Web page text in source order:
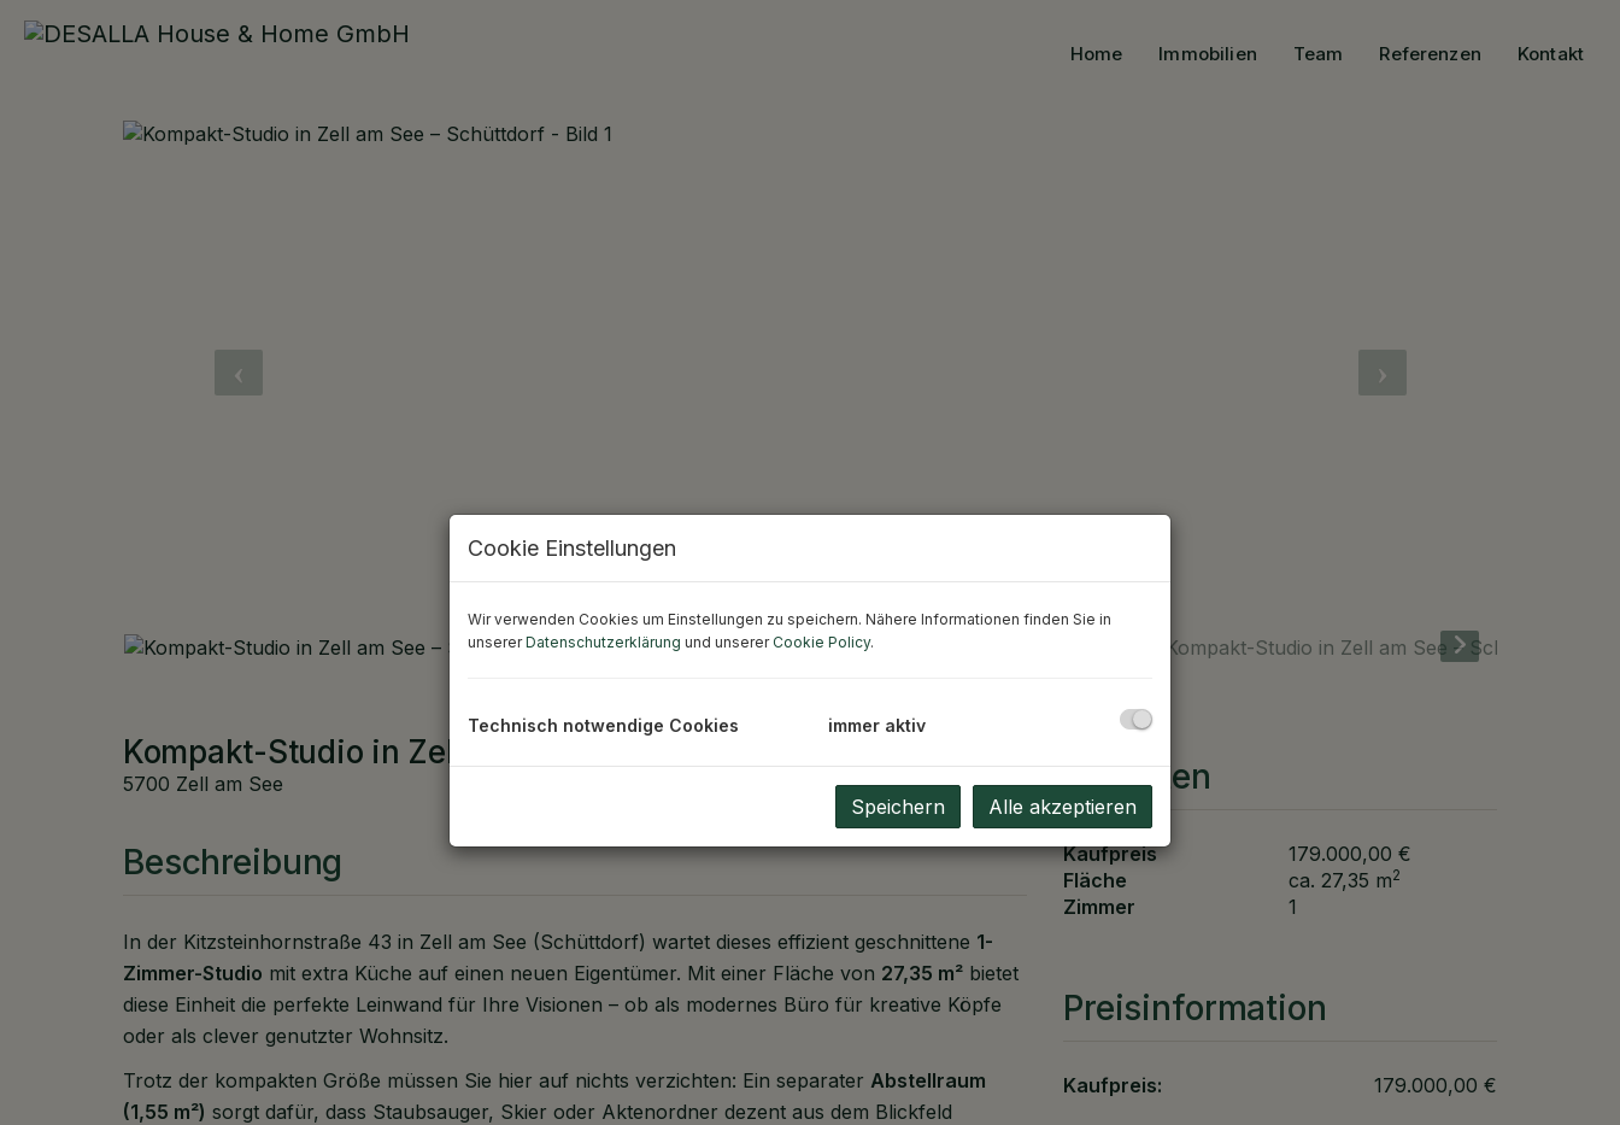
Home Immobilien Team Referenzen Kontakt
Kompakt-Studio in Zell am See – Schüttdorf
5700 Zell am See
Beschreibung
In der Kitzsteinhornstraße 43 in Zell am See (Schüttdorf) wartet dieses effizient geschnittene 1-
Zimmer-Studio mit extra Küche auf einen neuen Eigentümer. Mit einer Fläche von 27,35 m² bietet
diese Einheit die perfekte Leinwand für Ihre Visionen – ob als modernes Büro für kreative Köpfe
oder als clever genutzter Wohnsitz.
Trotz der kompakten Größe müssen Sie hier auf nichts verzichten: Ein separater Abstellraum
(1,55 m²) sorgt dafür, dass Staubsauger, Skier oder Aktenordner dezent aus dem Blickfeld
Eckdaten
Kaufpreis
179.000,00 €
Fläche
ca. 27,35 m2
Zimmer 1
Preisinformation
Kaufpreis: 179.000,00 €
Cookie Einstellungen
Wir verwenden Cookies um Einstellungen zu speichern. Nähere Informationen finden Sie in
unsererDatenschutzerklärung und unserer Cookie Policy.
Technisch notwendige Cookies immer aktiv
Speichern Alle akzeptieren